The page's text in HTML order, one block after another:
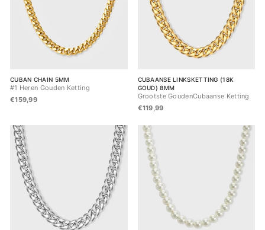
CUBAN CHAIN 5MM
#1 Heren Gouden Ketting
€159,99
CUBAANSE LINKSKETTING (18K
GOUD) 8MM
Grootste GoudenCubaanse Ketting
€119,99